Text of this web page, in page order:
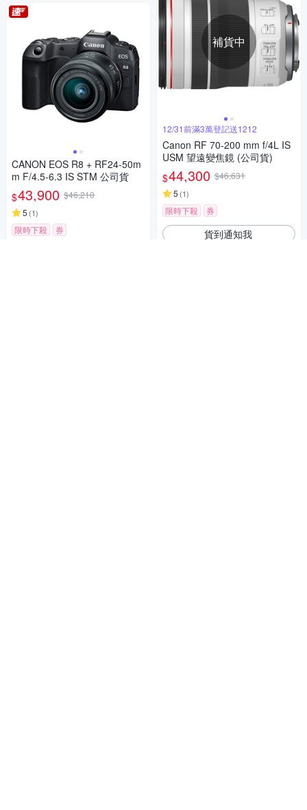
CANON EOS R8 + RF24-50m
m F/4.5-6.3 IS STM 公司貨
$43,900 $46,210
5 (1)
限時下殺 券
補貨中
12/31前滿3萬登記送1212
Canon RF 70-200 mm f/4L IS
USM 望遠變焦鏡 (公司貨)
$44,300 $46,631
5 (1)
限時下殺 券
貨到通知我